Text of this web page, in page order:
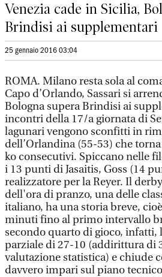
Venezia cade in Sicilia,
Brindisi ai supplementari
25 gennaio 2016 03:04
ROMA. Milano resta sola al
Capo d’Orlando, Sassari si
Bologna supera Brindisi ai
incontri della 17/a giornata di
lagunari vengono sconfitti in
dell’Orlandina (55-53) che
ko consecutivi. Spiccano nelle
i 13 punti di Jasaitis, Goss (14
realizzatore per la Reyer. Il
dell'ora di pranzo, una delle
italiano, ha una storia breve,
minuti fino al primo intervallo
secondo quarto di gioco, infatti,
parziale di 27-10 (addirittura di
valutazione statistica) e chiude
davvero impari sul piano